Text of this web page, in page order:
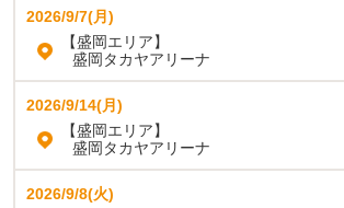
2026/9/7(月)
【盛岡エリア】
盛岡タカヤアリーナ
2026/9/14(月)
【盛岡エリア】
盛岡タカヤアリーナ
2026/9/8(火)